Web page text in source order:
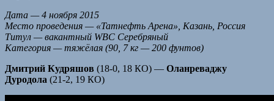
Дата — 4 ноября 2015
Место проведения — «Татнефть Арена», Казань, Россия
Титул — вакантный WBC Серебряный
Категория — тяжёлая (90, 7 кг — 200 фунтов)
Дмитрий Кудряшов (18-0, 18 КО) — Оланреваджу
Дуродола (21-2, 19 КО)